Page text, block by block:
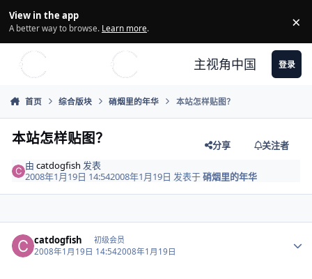
View in the app
A better way to browse. Learn more. ×
主视角中国 登录
首页 综合版块 硝烟里的年华 本站怎样贴图？
本站怎样贴图？ 分享
关注者
由catdogfish 发表
2008年1月19日 14:542008年1月19日 发表于硝烟里的年华
catdogfish 初级会员
2008年1月19日 14:542008年1月19日